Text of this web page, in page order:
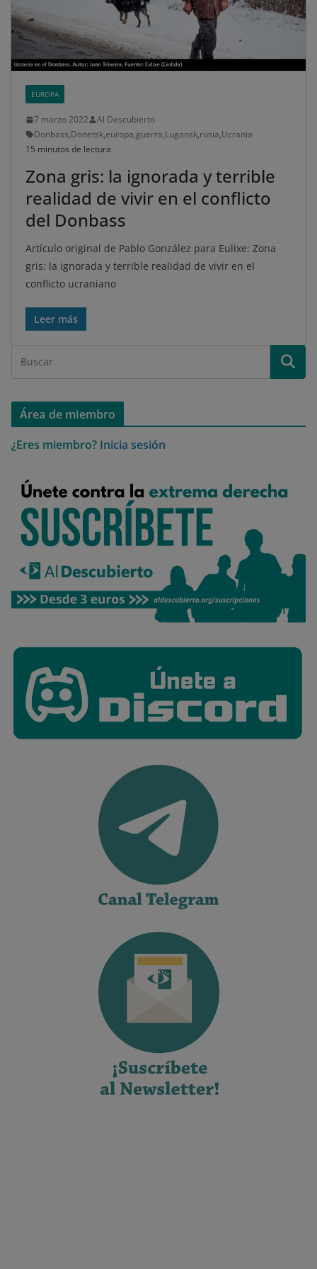
EUROPA
7 marzo 2022
Al Descubierto
Donbass,Donetsk,europa,guerra,Lugansk,rusia,Ucrania
15 minutos de lectura
Zona gris: la ignorada y terrible
realidad de vivir en el conflicto
del Donbass
Artículo original de Pablo González para Eulixe: Zona
gris: la ignorada y terrible realidad de vivir en el
conflicto ucraniano
Leer más
Área de miembro
¿Eres miembro? Inicia sesión